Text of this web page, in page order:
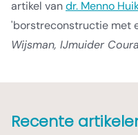
artikel vandr. Menno
'borstreconstructie met
Wijsman, IJmuider
Recente